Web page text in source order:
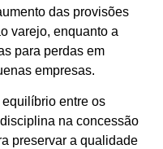
das provisões
varejo, enquanto a
para perdas em
empresas.
entre os
na concessão
preservar a qualidade